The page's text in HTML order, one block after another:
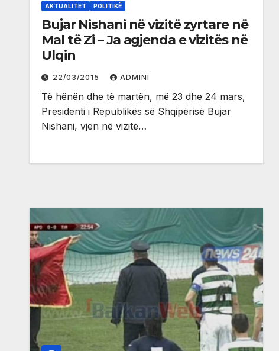
AKTUALITET POLITIKË
Bujar Nishani në vizitë zyrtare në
Mal të Zi – Ja agjenda e vizitës në
Ulqin
22/03/2015 ADMINI
Të hënën dhe të martën, më 23 dhe 24 mars,
Presidenti i Republikës së Shqipërisë Bujar
Nishani, vjen në vizitë…